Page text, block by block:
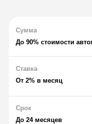
Сумма
До 90% стоимости
Ставка
От 2% в месяц
Срок
До 24 месяцев